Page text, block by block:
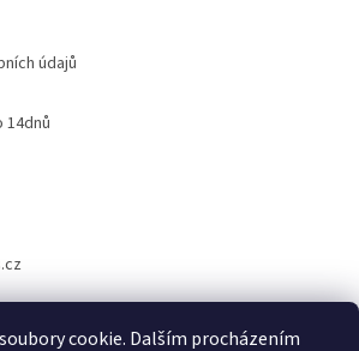
cookie. Dalším procházením
údajů
14dnů
UnitedShops